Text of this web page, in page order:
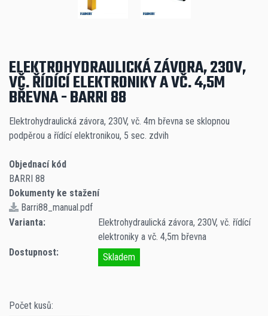
ELEKTROHYDRAULICKÁ ZÁVORA, 230V,
VČ. ŘÍDÍCÍ ELEKTRONIKY A VČ. 4,5M
BŘEVNA - BARRI 88
Elektrohydraulická závora, 230V, vč. 4m břevna se sklopnou
podpěrou a řídící elektronikou, 5 sec. zdvih
Objednací kód
BARRI 88
Dokumenty ke stažení
Barri88_manual.pdf
Varianta:
Elektrohydraulická závora, 230V, vč. řídící
elektroniky a vč. 4,5m břevna
Dostupnost:
Skladem
Počet kusů: